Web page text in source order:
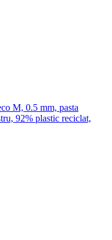
M, 0.5 mm, pasta
92% plastic reciclat,